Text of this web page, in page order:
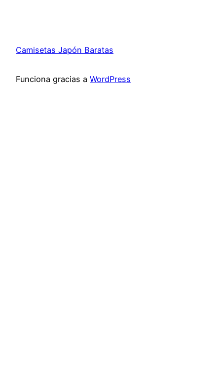
Camisetas Japón Baratas
Funciona gracias a WordPress